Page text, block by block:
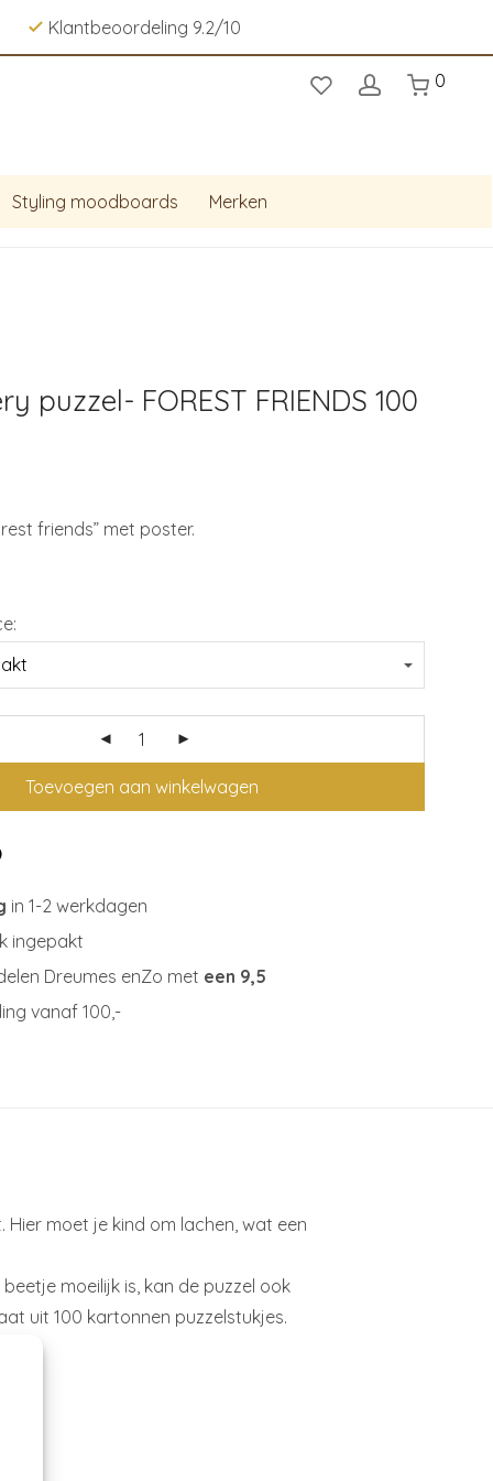
Klantbeoordeling 9.2/10
0
Styling moodboards Merken
puzzel- FOREST FRIENDS 100
friends” met poster.
Toevoegen aan winkelwagen
in 1-2 werkdagen
ingepakt
Dreumes enZo met een 9,5
vanaf 100,-
Hier moet je kind om lachen, wat een
moeilijk is, kan de puzzel ook
uit 100 kartonnen puzzelstukjes.